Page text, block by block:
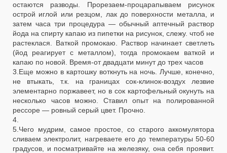
остаются разводы. Прорезаем-процарапываем рисунок
острой иглой или резцом, лак до поверхности металла, и
затем часа три процедура — обычный аптечный раствор
йода на спирту капаю из пипетки на рисунок, слежу. чтоб не
растеклася. Ваткой промокаю. Раствор начинает светлеть
(йод реагирует с металлом), тогда промокаем ваткой и
капаю по новой. Время-от двадцати минут до трех часов
3.Еще можно в картошку воткнуть на ночь. Лучше, конечно,
не втыкать, т.к. на границах сок-клинок-воздух лезвие
элементарно поржавеет, но в сок картофельный окунуть на
несколько часов можно. Ставил опыт на полированной
рессоре — ровный серый цвет. Прочно.
4.
5.Чего мудрим, самое простое, со старого аккомулятора
сливаем электролит, нагреваете его до температуры 50-60
градусов, и посматривайте на железяку, она себя проявит.